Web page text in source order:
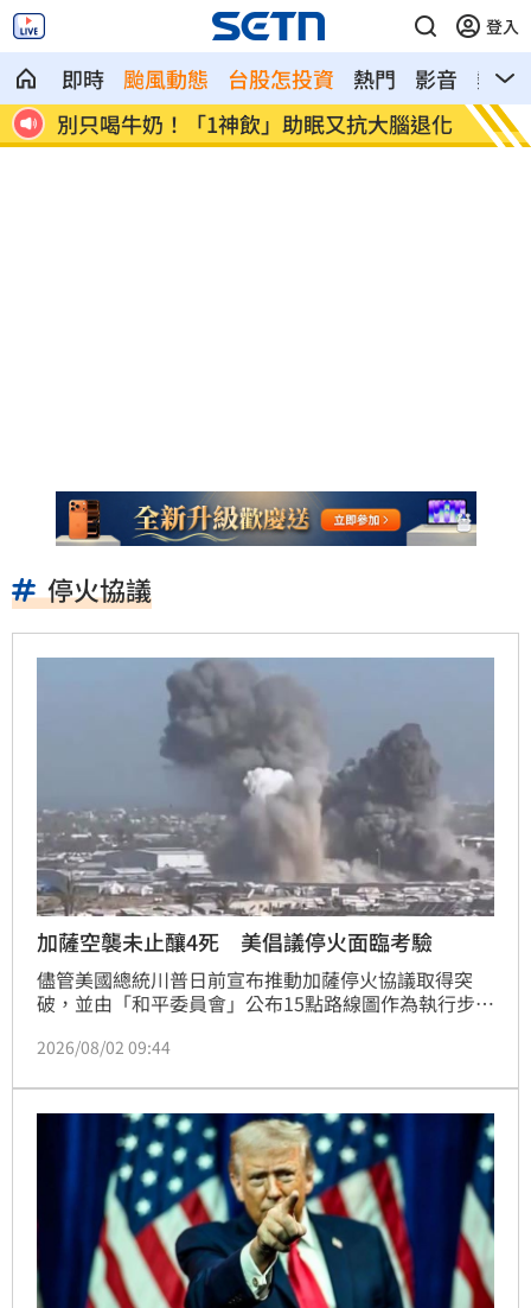
登入
即時 颱風動態 台股怎投資 熱門 影音
熱搜
化 82歲武打巨星近況曝光 本人認狀況不太
好
薔薔
紅
停火協議
加薩空襲未止釀4死 美倡議停火面臨考驗
儘管美國總統川普日前宣布推動加薩停火協議取得突
破，並由「和平委員會」公布15點路線圖作為執行步
示，以軍於2日持續對加薩走廊發動空襲，在加薩市及
人死亡，其中包括1名兒童。
2026/08/02 09:44